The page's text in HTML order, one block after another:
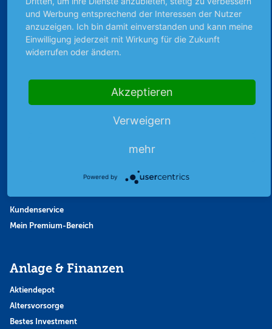
Favoriten
Finanzpodcast
Strategie
Thema der Woche
Abo & Shop
Kundenservice
Mein Premium-Bereich
Anlage & Finanzen
Aktiendepot
Altersvorsorge
Bestes Investment
und Werbung entsprechend der Interessen der Nutzer
anzuzeigen. Ich bin damit einverstanden und kann meine
Einwilligung jederzeit mit Wirkung für die Zukunft
widerrufen oder ändern.
Akzeptieren
Verweigern
mehr
Powered by